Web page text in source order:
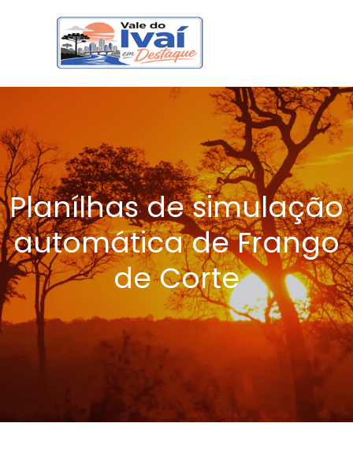
Planílhas de simulação
automática de Frango
de Corte